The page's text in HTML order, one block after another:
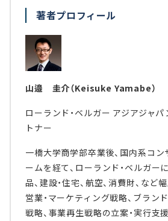
著者プロフィール
山邉 圭介（Keisuke Yamabe）
ローランド・ベルガー アジアジャ
トナー
一橋大学商学部卒業後、国内系コン
ームを経て、ローランド・ベルガー
品、建設・住宅、航空、消費財、など
営業・マーケティング戦略、ブラン
戦略、事業再生戦略の立案・実行支